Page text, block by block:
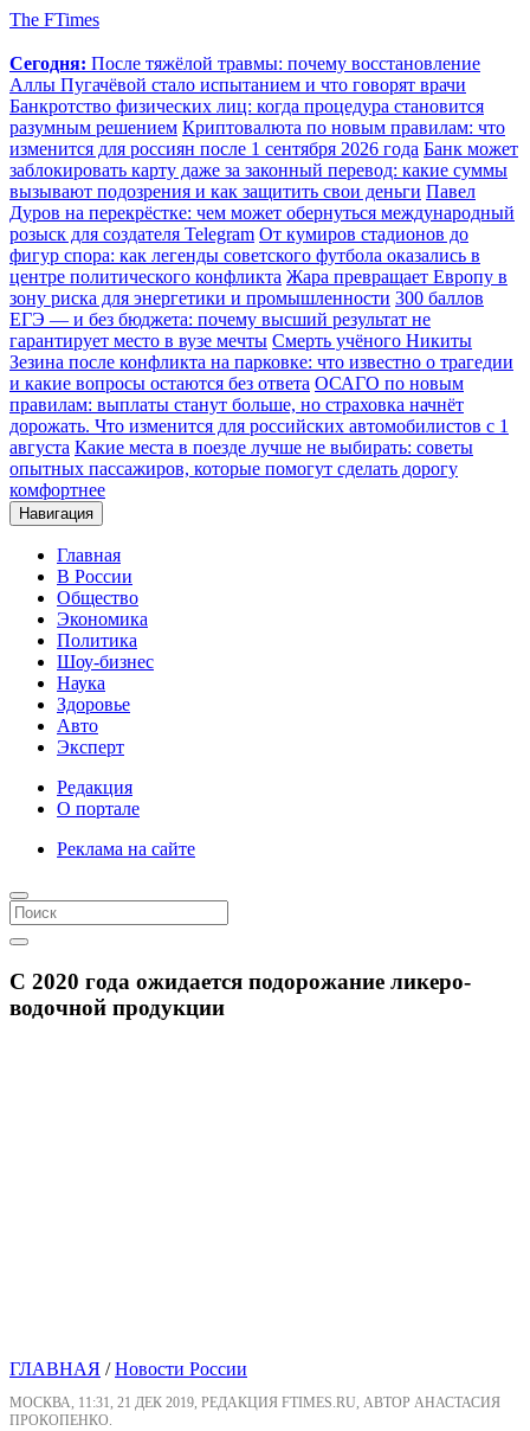
The FTimes
Сегодня: После тяжёлой травмы: почему восстановление
Аллы Пугачёвой стало испытанием и что говорят врачи
Банкротство физических лиц: когда процедура становится
разумным решением Криптовалюта по новым правилам: что
изменится для россиян после 1 сентября 2026 года Банк может
заблокировать карту даже за законный перевод: какие суммы
вызывают подозрения и как защитить свои деньги Павел
Дуров на перекрёстке: чем может обернуться международный
розыск для создателя Telegram От кумиров стадионов до
фигур спора: как легенды советского футбола оказались в
центре политического конфликта Жара превращает Европу в
зону риска для энергетики и промышленности 300 баллов
ЕГЭ — и без бюджета: почему высший результат не
гарантирует место в вузе мечты Смерть учёного Никиты
Зезина после конфликта на парковке: что известно о трагедии
и какие вопросы остаются без ответа ОСАГО по новым
правилам: выплаты станут больше, но страховка начнёт
дорожать. Что изменится для российских автомобилистов с 1
августа Какие места в поезде лучше не выбирать: советы
опытных пассажиров, которые помогут сделать дорогу
комфортнее
Навигация
Главная
В России
Общество
Экономика
Политика
Шоу-бизнес
Наука
Здоровье
Авто
Эксперт
Редакция
О портале
Реклама на сайте
С 2020 года ожидается подорожание ликеро-
водочной продукции
ГЛАВНАЯ /Новости России
МОСКВА, 11:31, 21 ДЕК 2019, РЕДАКЦИЯ FTIMES.RU, АВТОР АНАСТАСИЯ
ПРОКОПЕНКО.